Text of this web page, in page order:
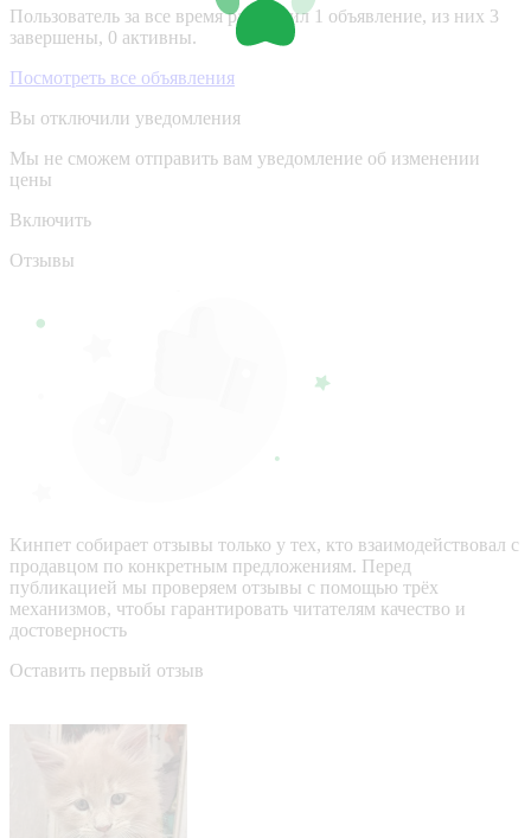
Пользователь за все время разместил 1 объявление, из них 3
завершены, 0 активны.
Посмотреть все объявления
Вы отключили уведомления
Мы не сможем отправить вам уведомление об изменении
цены
Включить
Отзывы
Кинпет собирает отзывы только у тех, кто взаимодействовал с
продавцом по конкретным предложениям. Перед
публикацией мы проверяем отзывы с помощью трёх
механизмов, чтобы гарантировать читателям качество и
достоверность
Оставить первый отзыв